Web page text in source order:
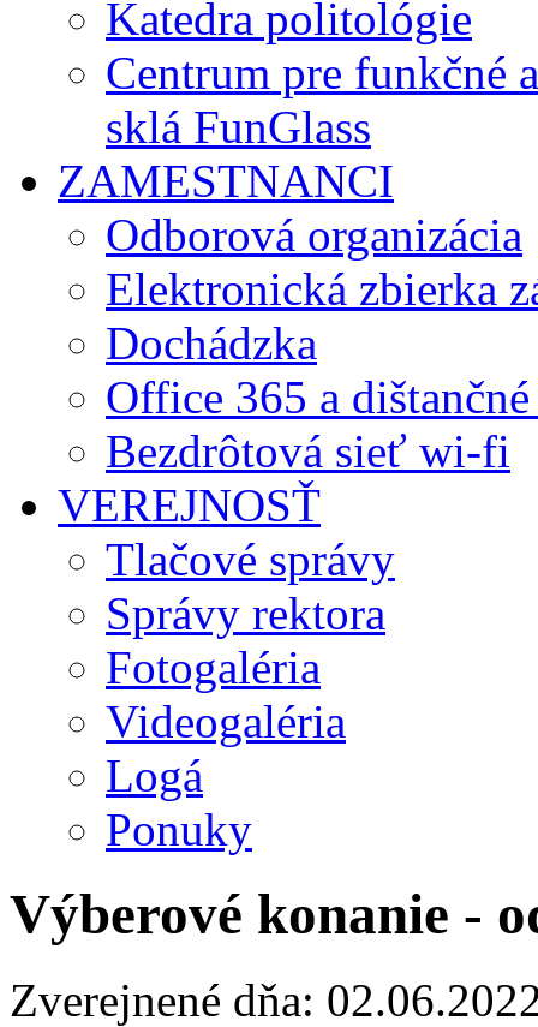
Katedra politológie
Centrum pre funkčné
sklá FunGlass
ZAMESTNANCI
Odborová organizácia
Elektronická zbierka
Dochádzka
Office 365 a
Bezdrôtová sieť wi-fi
VEREJNOSŤ
Tlačové správy
Správy rektora
Fotogaléria
Videogaléria
Logá
Ponuky
Výberové konanie -
Zverejnené dňa: